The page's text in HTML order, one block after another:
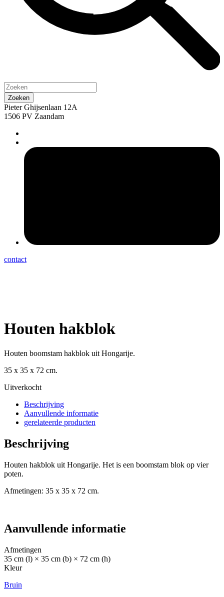
Pieter Ghijsenlaan 12A
1506 PV Zaandam
contact
Houten hakblok
Houten boomstam hakblok uit Hongarije.
35 x 35 x 72 cm.
Uitverkocht
Beschrijving
Aanvullende informatie
gerelateerde producten
Beschrijving
Houten hakblok uit Hongarije. Het is een boomstam blok op vier
poten.
Afmetingen: 35 x 35 x 72 cm.
Aanvullende informatie
Afmetingen
35 cm (l) × 35 cm (b) × 72 cm (h)
Kleur
Bruin